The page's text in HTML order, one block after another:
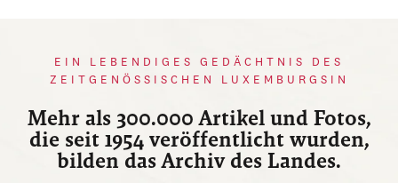
EIN LEBENDIGES GEDÄCHTNIS DES
ZEITGENÖSSISCHEN LUXEMBURGSIN
Mehr als 300.000 Artikel und Fotos,
die seit 1954 veröffentlicht wurden,
bilden das Archiv des Landes.